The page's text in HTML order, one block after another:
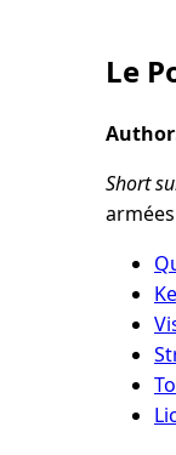
Le
Short